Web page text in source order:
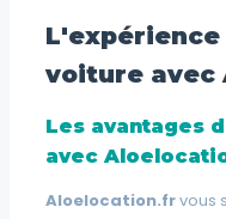
voiture avec
Les avantages
avec
Aloelocation.frvous